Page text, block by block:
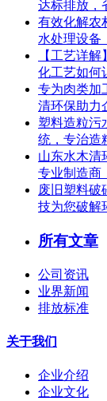
达标排放，
有效化解农
水处理设备
【工艺详
化工艺如何
专为肉类
清环保助力
塑料造粒污
统，专治造
山东水木清
专业制造商
废旧塑料破
技为您破解
所有文章
公司资讯
业界新闻
排放标准
关于我们
企业介绍
企业文化